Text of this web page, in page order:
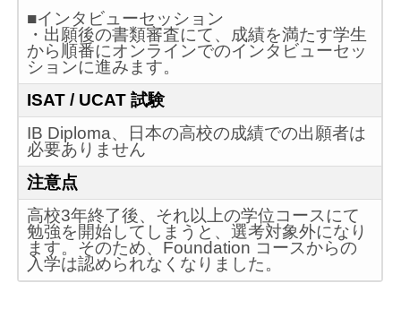
■インタビューセッション
・出願後の書類審査にて、成績を満たす学生
から順番にオンラインでのインタビューセッ
ションに進みます。
ISAT / UCAT 試験
IB Diploma、日本の高校の成績での出願者は
必要ありません
注意点
高校3年終了後、それ以上の学位コースにて
勉強を開始してしまうと、選考対象外になり
ます。そのため、Foundation コースからの
入学は認められなくなりました。